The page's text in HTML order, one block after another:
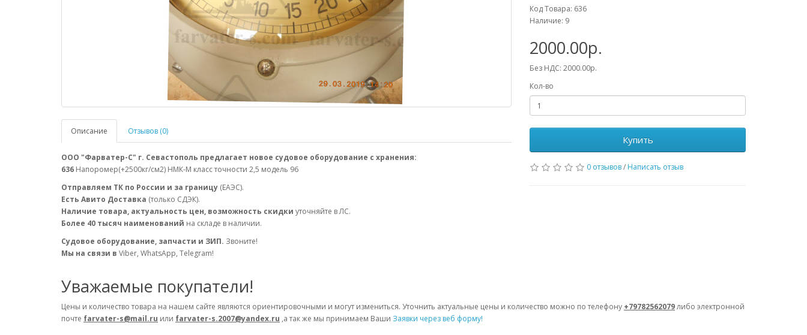
Описание Отзывов (0)
ООО "Фарватер-С" г. Севастополь предлагает новое судовое оборудование с хранения:
636 Напоромер(+2500кг/см2) НМК-М класс точности 2,5 модель 96
Отправляем ТК по России и за границу (ЕАЭС).
Есть Авито Доставка (только СДЭК).
Наличие товара, актуальность цен, возможность скидки уточняйте в ЛС.
Более 40 тысяч наименований на складе в наличии.
Судовое оборудование, запчасти и ЗИП. Звоните!
Мы на связи в Viber, WhatsApp, Telegram!
Код Товара: 636
Наличие: 9
2000.00р.
Без НДС: 2000.00р.
Кол-во
Купить
0 отзывов/ Написать отзыв
Уважаемые покупатели!
Цены и количество товара на нашем сайте являются ориентировочными и могут измениться. Уточнить актуальные цены и количество можно по телефону +79782562079либо электронной
почте farvater-s@mail.ru или farvater-s.2007@yandex.ru ,а так же мы принимаем Ваши Заявки через веб форму!